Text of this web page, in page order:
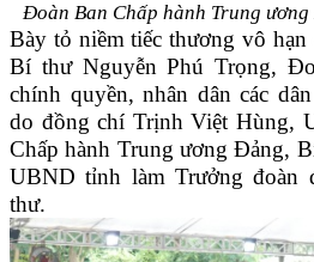
Đoàn Ban Chấp hành Trung
Bày tỏ niềm tiếc thương vô
Bí thư Nguyễn Phú Trọng,
chính quyền, nhân dân các
do đồng chí Trịnh Việt Hùng,
Chấp hành Trung ương Đảng,
UBND tỉnh làm Trưởng đoàn
thư.